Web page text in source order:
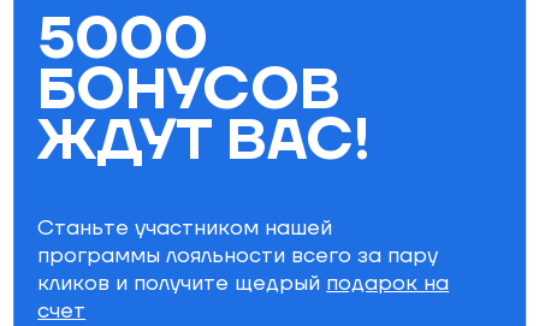
высокий коэффициент прочности к весу
Верхний слой Multitech™ Level 4
DeepSpace™ с использованием технологии
PLT: высококачественный прочный верхний
слой, созданный без применения
химических вредных веществ, экологичный
рисунка - шелкография
PLT Topsheet Technology ™ - технология
PLT™ является эксклюзивной для CAPiTA
5000
БОНУСОВ
ЖДУТ ВАС!
Станьте участником нашей
программы лояльности всего за пару
кликов и получите щедрый подарок на
счет